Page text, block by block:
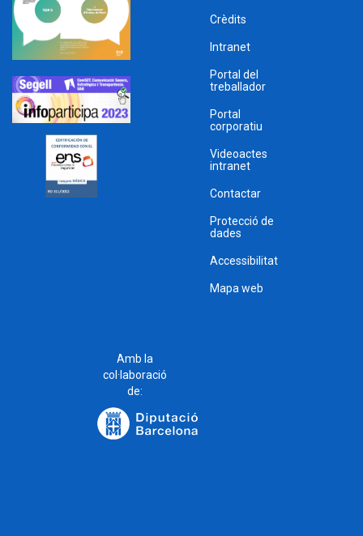
Crèdits
Intranet
Portal del
treballador
Portal
corporatiu
Videoactes
intranet
Contactar
Protecció de
dades
Accessibilitat
Mapa web
Amb la
col·laboració
de: